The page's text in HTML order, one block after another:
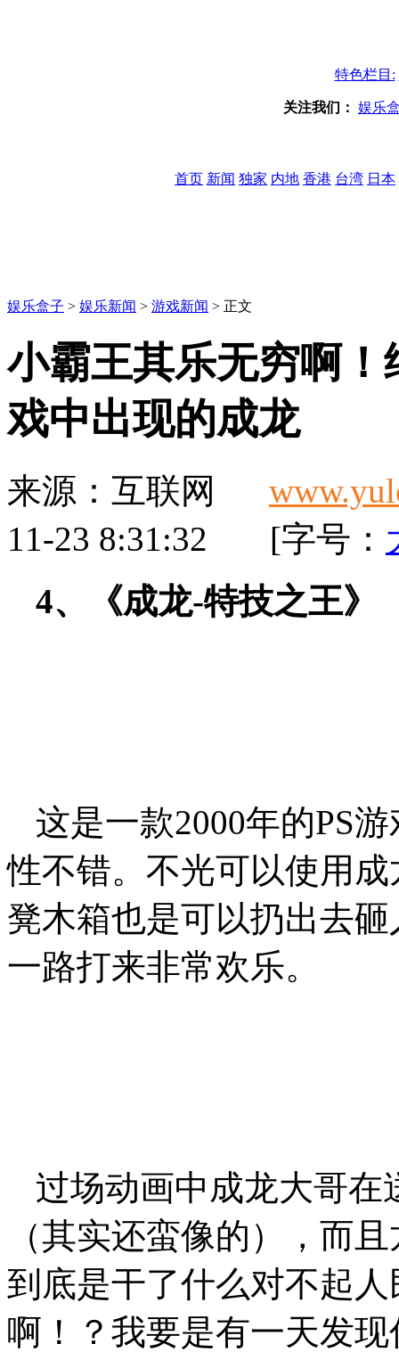
特色栏目:
关注我们： 娱乐
首页 新闻 独家 内地 香港 台湾 日本
娱乐盒子 > 娱乐新闻 > 游戏新闻 > 正文
小霸王其乐无穷啊！
戏中出现的成龙
来源： 互联网
11-23 8:31:32 [字号：
4、《成龙-特技之王》
这是一款2000年的PS
性不错。不光可以使用
凳木箱也是可以扔出去
一路打来非常欢乐。
过场动画中成龙大哥在
（其实还蛮像的），而
到底是干了什么对不起
啊！？我要是有一天发